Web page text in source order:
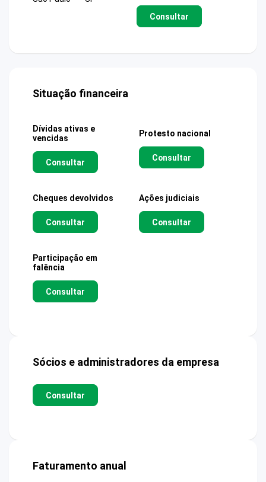
Consultar
Situação financeira
Dívidas ativas e
vencidas
Consultar
Protesto nacional
Consultar
Cheques devolvidos
Consultar
Ações judiciais
Consultar
Participação em
falência
Consultar
Sócios e administradores da empresa
Consultar
Faturamento anual